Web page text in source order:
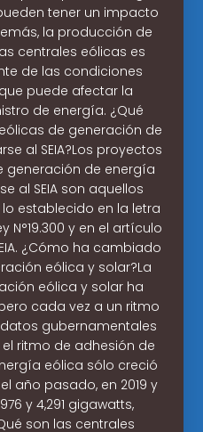
tener un impacto
la producción de
centrales eólicas es
de las condiciones
puede afectar la
de energía. ¿Qué
de generación de
al SEIA?Los proyectos
generación de energía
al SEIA son aquellos
establecido en la letra
N°19.300 y en el artículo
¿Cómo ha cambiado
eólica y solar?La
eólica y solar ha
cada vez a un ritmo
gubernamentales
ritmo de adhesión de
eólica sólo creció
año pasado, en 2019 y
y 4,291 gigawatts,
son las centrales